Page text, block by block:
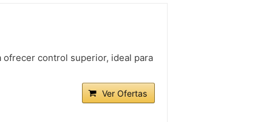
ofrecer control superior, ideal para
Ver Ofertas